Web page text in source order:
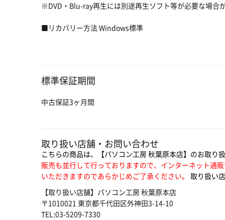
※DVD・Blu-ray再生には別途再生ソフト等が必要な場合が
■リカバリー方法 Windows標準
標準保証期間
中古保証3ヶ月間
取り扱い店舗・お問い合わせ
こちらの商品は、【パソコン工房 秋葉原本店】のお取り
販売も並行して行っておりますので、インターネット通
いただきますのであらかじめご了承ください。 取り扱い
【取り扱い店舗】パソコン工房 秋葉原本店
〒1010021 東京都千代田区外神田3-14-10
TEL:03-5209-7330